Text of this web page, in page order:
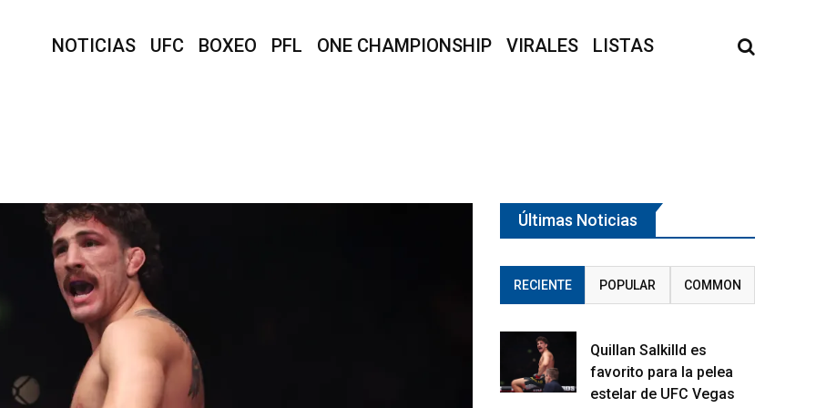
NOTICIAS UFC BOXEO PFL ONE CHAMPIONSHIP VIRALES LISTAS
Últimas Noticias
RECIENTE POPULAR COMMON
Quillan Salkilld es
favorito para la pelea
estelar de UFC Vegas